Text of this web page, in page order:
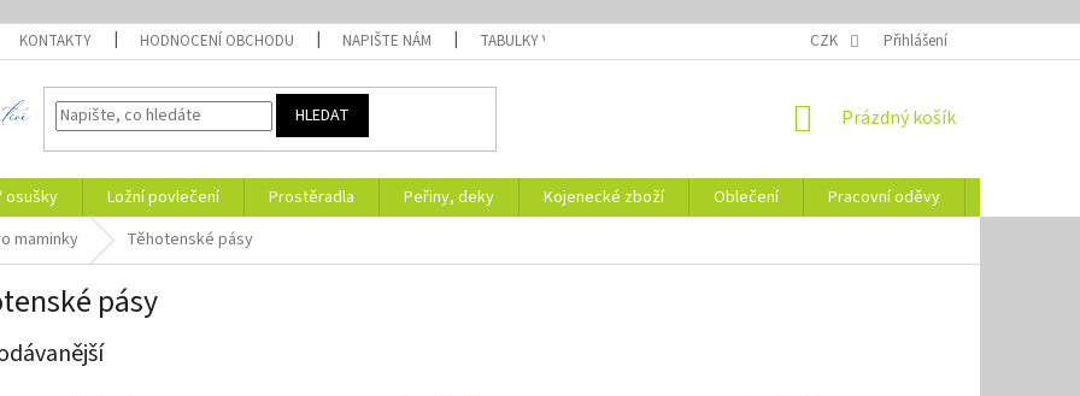
KONTAKTY HODNOCENÍ OBCHODU NAPIŠTE NÁM TABULKY VELIKOSTÍ NÁVODY NA ÚDRŽBU
CZK Přihlášení
HLEDAT
NÁKUPNÍ
Prázdný košík
osušky Ložní povlečení Prostěradla Peřiny, deky Kojenecké zboží Oblečení Pracovní oděvy
maminky Těhotenské pásy
pásy